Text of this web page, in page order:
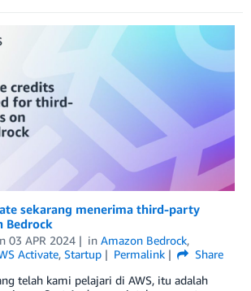
sekarang menerima third-party
Bedrock
03 APR 2024 in Amazon Bedrock,
Activate, Startup Permalink
Share
telah kami pelajari di AWS, itu adalah